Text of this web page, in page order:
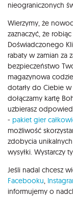
nieograniczonych
Wierzymy, że
zaznaczyć, że
Doświadczonego
rabaty w zamian za
bezpieczeństwo
magazynowa
dotarły do Ciebie
dołączamy kartę
uzbierasz
- pakiet gier
możliwość
zdobycia
wysyłki. Wystarczy
Jeśli nadal chcesz
Facebooku,
informujemy o